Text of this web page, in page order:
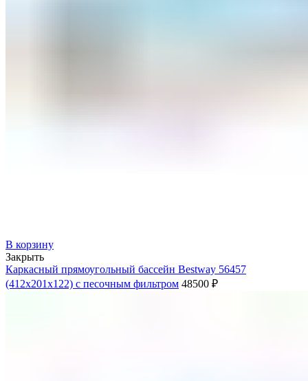
В корзину
Закрыть
Каркасный прямоугольный бассейн Bestway 56457
(412х201х122) с песочным фильтром 48500 ₽